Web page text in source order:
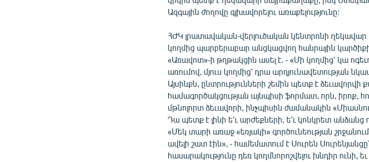
Ազգային ժողովը գլխավորելու առաքելությունը:
ՀԺԿ լրատավական-վերլուծական կենտրոնի ղեկավար
կողմից պարբերաբար անցկացվող հանրային կարծիքի
«Առավոտ»-ի թղթակցին ասել է. - «Մի կողմից՝ կա
առումով, մյուս կողմից՝ դրա արդյունավետության
Այսինքն, ընտրությունների շեմին պետք է
համագործակցության այնպիսի ֆորմատ, որն, իրոք,
մթնոլորտ ձեւավորի, ինչպիսին ժամանակին
Դա պետք է լինի ե՛ւ արժեքների, ե՛ւ կոնկրետ անձանց
«Մեկ տարի առաջ «եռյակի» գործունեության
ավելի շատ էին», - համեմատում է Սուրեն
հասարակությունը դեռ կողմնորոշվելու խնդիր ունի,